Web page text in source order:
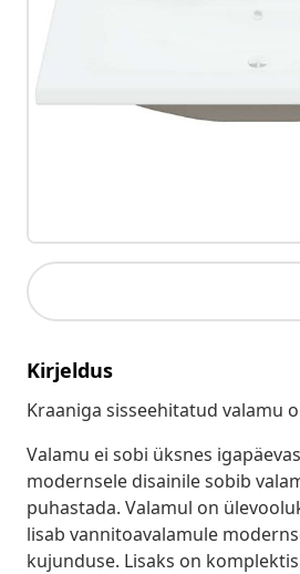
Kirjeldus
Kraaniga sisseehitatud valamu
Valamu ei sobi üksnes
modernsele disainile sobib
puhastada. Valamul on
lisab vannitoavalamule
kujunduse. Lisaks on